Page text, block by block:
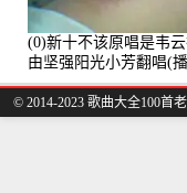
(0)新十不该原唱是韦云
由坚强阳光小芳翻唱(播
放:49861)
© 2014-2023 歌曲大全100首